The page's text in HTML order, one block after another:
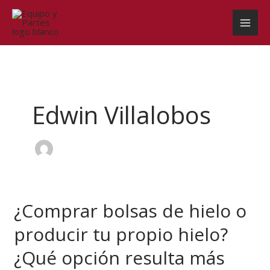
contenido
Edwin Villalobos
¿Comprar bolsas de hielo o
producir tu propio hielo?
¿Qué opción resulta más
¿Comprar
bolsas
de
hielo
o